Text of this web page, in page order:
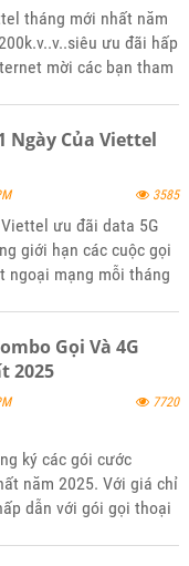
tháng mới nhất năm
ưu đãi hấp
mời các bạn tham
Ngày Của Viettel
3585
ưu đãi data 5G
giới hạn các cuộc gọi
ngoại mạng mỗi tháng
Gọi Và 4G
2025
7720
ký các gói cước
năm 2025. Với giá chỉ
dẫn với gói gọi thoại